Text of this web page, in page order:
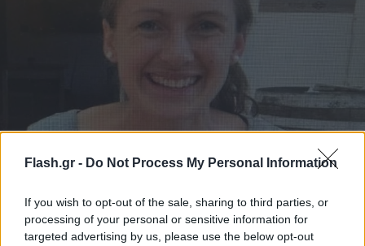
Flash.gr - Do Not Process My Personal Information
If you wish to opt-out of the sale, sharing to third parties, or
processing of your personal or sensitive information for
targeted advertising by us, please use the below opt-out